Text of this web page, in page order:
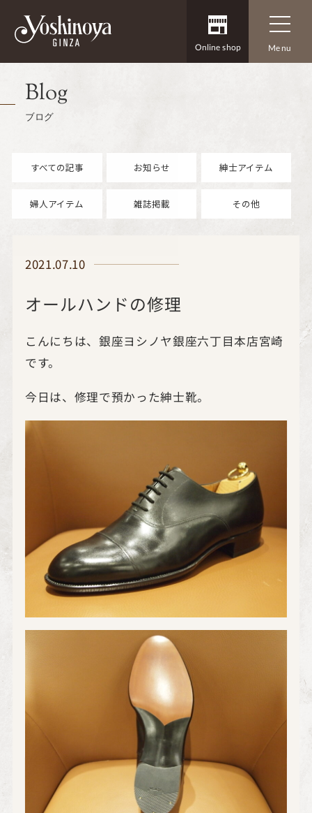
Online shop Menu
Blog
ブログ
すべての記事 お知らせ 紳士アイテム
婦人アイテム 雑誌掲載 その他
2021.07.10
オールハンドの修理
こんにちは、銀座ヨシノヤ銀座六丁目本店宮崎
です。
今日は、修理で預かった紳士靴。